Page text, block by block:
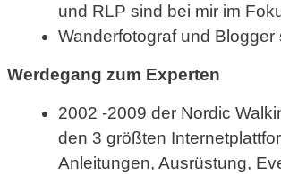
und RLP sind bei mir im
Wanderfotograf und Blogger
Werdegang zum Experten
2002 -2009 der Nordic
den 3 größten
Anleitungen, Ausrüstung,